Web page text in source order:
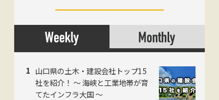
山口県の土木・建設会社トップ15
社を紹介！ 〜 海峡と工業地帯が育
てたインフラ大国 〜